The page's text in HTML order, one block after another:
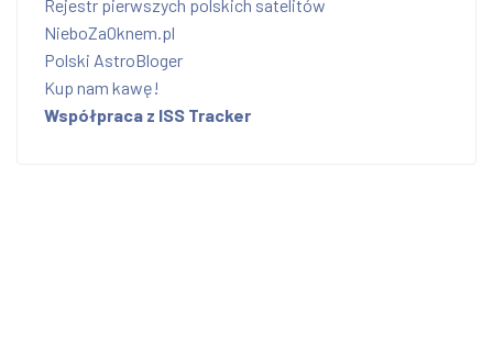
Rejestr pierwszych polskich satelitów
NieboZaOknem.pl
Polski AstroBloger
Kup nam kawę!
Współpraca z ISS Tracker